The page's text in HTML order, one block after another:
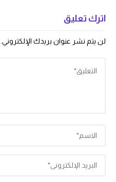
اترك تعليق
لن يتم نشر عنوان بريدك الإلكتروني.